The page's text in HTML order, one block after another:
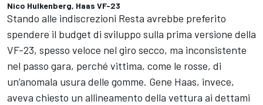
Nico Hulkenberg, Haas VF-23
Stando alle indiscrezioni Resta avrebbe preferito
spendere il budget di sviluppo sulla prima versione della
VF-23, spesso veloce nel giro secco, ma inconsistente
nel passo gara, perché vittima, come le rosse, di
un’anomala usura delle gomme. Gene Haas, invece,
aveva chiesto un allineamento della vettura ai dettami